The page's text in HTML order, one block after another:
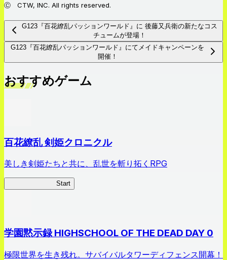
Ⓒ CTW, INC. All rights reserved.
G123『百花繚乱パッションワールド』に 後藤又兵衛の新たなコス
チュームが登場！
G123『百花繚乱パッションワールド』にてメイドキャンペーンを
開催！
おすすめゲーム
百花繚乱 剣姫クロニクル
美しき剣姫たちと共に、乱世を斬り拓くRPG
Start
学園黙示録 HIGHSCHOOL OF THE DEAD DAY 0
極限世界を生き残れ。サバイバルタワーディフェンス開幕！